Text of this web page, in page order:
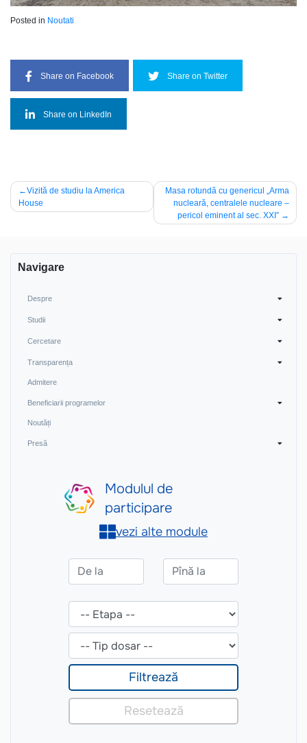
Posted in Noutati
Share on Facebook Share on Twitter
Share on LinkedIn
Navigare
în
Vizită de studiu la America
House
Masa rotundă cu genericul „Arma
nucleară, centralele nucleare –
pericol eminent al sec. XXI”
Navigare
Despre
Studii
Cercetare
Transparența
Admitere
Beneficiarii programelor
Noutăți
Presă